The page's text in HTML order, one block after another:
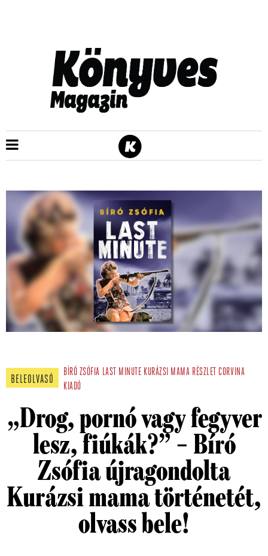
BELEOLVASÓ
BÍRÓ ZSÓFIA LAST MINUTE KURÁZSI MAMA RÉSZLET CORVINA
KIADÓ
„Drog, pornó vagy fegyver
lesz, fiúkák?” – Bíró
Zsófia újragondolta
Kurázsi mama történetét,
olvass bele!